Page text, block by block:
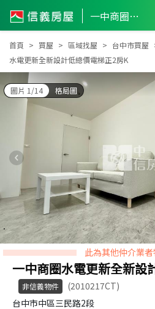
一中商圈水電更新全新設計低總價電梯正2房K
一中商圈水電更
首頁 買屋 區域找屋 台中市買屋
水電更新全新設計低總價電梯正2房K
圖片 1/14 格局圖
此為其他仲介業
一中商圈水電更新全新設
非信義物件
(2010217CT)
台中市中區三民路2段